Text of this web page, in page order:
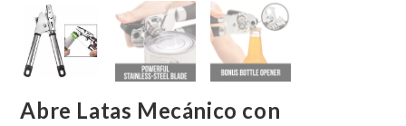
Abre Latas Mecánico con